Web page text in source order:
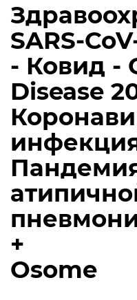
SARS-
- Ковид -
Disease
+
Osome